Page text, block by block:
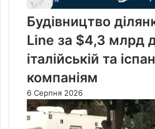
Будівництво
Line за $4,3 млрд
італійській та
компаніям
6 Серпня 2026